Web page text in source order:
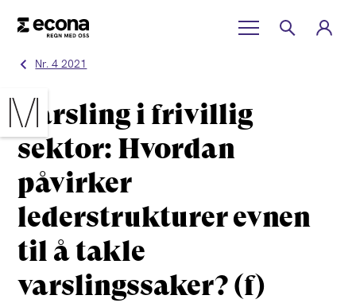
Nr. 4 2021
Varsling i frivillig
sektor: Hvordan
påvirker
lederstrukturer evnen
til å takle
varslingssaker? (f)